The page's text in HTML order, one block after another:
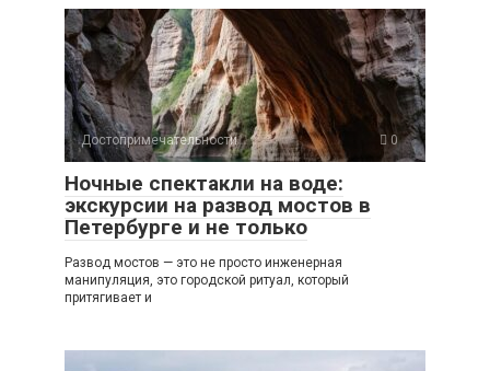
Достопримечательности 0
Ночные спектакли на воде:
экскурсии на развод мостов в
Петербурге и не только
Развод мостов — это не просто инженерная
манипуляция, это городской ритуал, который
притягивает и